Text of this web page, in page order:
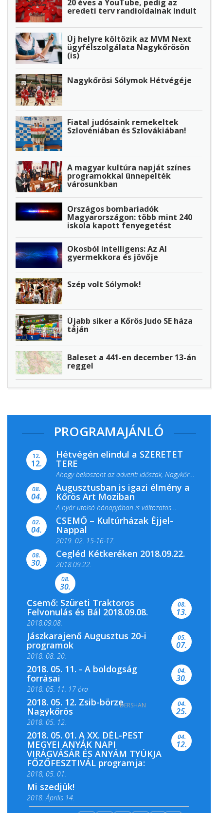
20 éves a YouTube, pedig az
eredeti terv randioldalnak indult
Új helyre költözik az MVM Next
ügyfélszolgálata Nagykőrösön
(is)
Nagykőrösi Sólymok Hétvégéje
Fiatal judósaink remekeltek
Szlovéniában és Szlovákiában!
A magyar kultúra napját színes
programokkal ünnepelték
városunkban
Országos bombariadók
Magyarországon: több mint 240
iskola kapott fenyegetést
Okosból intelligens: Az AI
gyermekkora és jövője
Szép volt Sólymok!
Újabb siker a Kőrös Judo SE háza
táján
Baleset a 441-en december 13-án
reggel
PROGRAMAJÁNLÓ
12.
12.
Hétvégén elindul a SZERETET
TERE
Ahogy beköszönt az adventi időszak, Nagykőrös
ismét megtelik ünnepi fénnyel és közös...
08.
04.
Augusztusban is igazi élmény a
Kőrös Art Moziban
A nyár utolsó hónapjában is változatos
filmkínálattal, családi...
02.
04.
CSEMŐ – Kultúrházak Éjjel-
Nappal
2019. 02. 15-16-17.
Színes és tartalmas programokkal várja a
Csemői Községi Könyvtár és...
08.
30.
Cegléd Kétkeréken 2018.09.22.
2018.09.22.
08.
30.
Csemő: Szüreti Traktoros
Felvonulás és Bál 2018.09.08.
2018.09.08.
08.
13.
Jászkarajenő Augusztus 20-i
programok
2018. 08. 20.
05.
07.
2018. 05. 11. - A boldogság
forrásai
2018. 05. 11. 17 óra
2018. 05. 11. 19 óra
04.
30.
2018. 05. 12. Zsib-börze
Nagykőrös
2018. 05. 12.
04.
25.
2018. 05. 01. A XX. DÉL-PEST
MEGYEI ANYÁK NAPI
VIRÁGVÁSÁR ÉS ANYÁM TYÚKJA
FŐZŐFESZTIVÁL programja:
2018, 05. 01.
04.
12.
Mi szedjük!
2018. Április 14.
DERSHAN